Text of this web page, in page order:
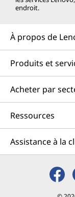
endroit.
À propos de
Produits et
Acheter par
Ressources
Assistance à la